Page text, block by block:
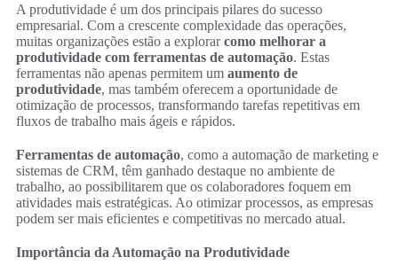
A produtividade é um dos principais pilares do sucesso
empresarial. Com a crescente complexidade das operações,
muitas organizações estão a explorarcomo melhorar a
produtividade com ferramentas de automação. Estas
ferramentas não apenas permitem um aumento de
produtividade, mas também oferecem a oportunidade de
otimização de processos, transformando tarefas repetitivas em
fluxos de trabalho mais ágeis e rápidos.
Ferramentas de automação, como a automação de marketing e
sistemas de CRM, têm ganhado destaque no ambiente de
trabalho, ao possibilitarem que os colaboradores foquem em
atividades mais estratégicas. Ao otimizar processos, as empresas
podem ser mais eficientes e competitivas no mercado atual.
Importância da Automação na Produtividade